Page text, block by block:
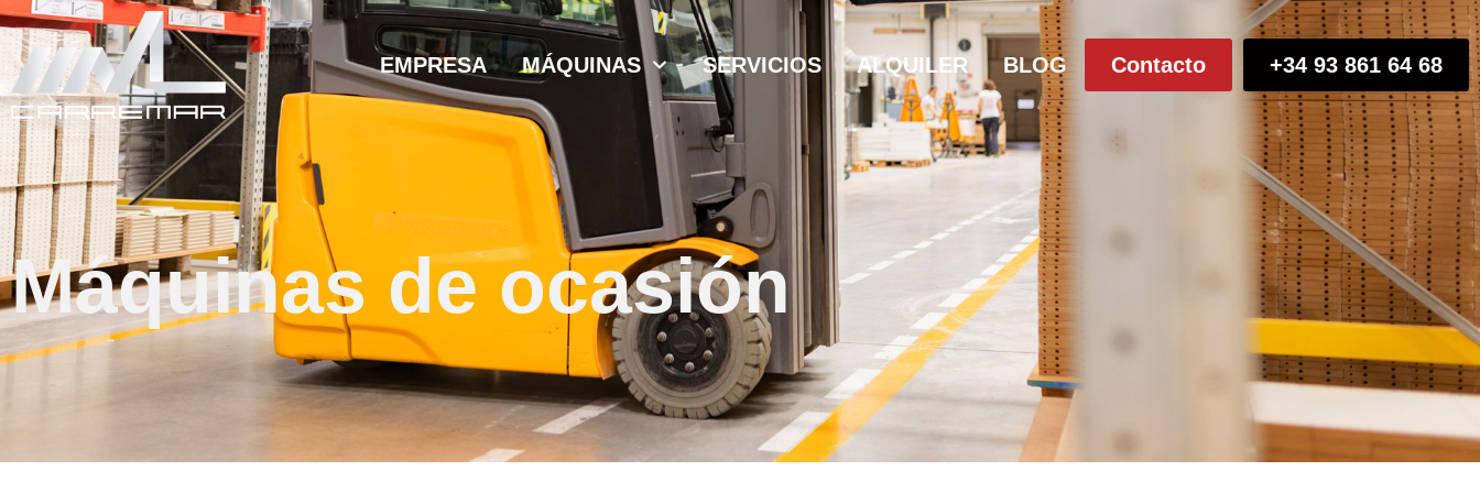
EMPRESA MÁQUINAS SERVICIOS ALQUILER BLOG Contacto +34 93 861 64 68
Máquinas de ocasión